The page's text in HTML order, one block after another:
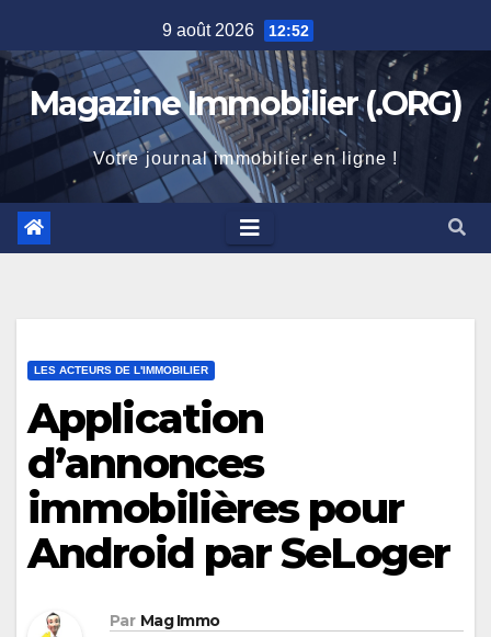
to
content
9 août 2026 12:52
Magazine Immobilier (.ORG)
Votre journal immobilier en ligne !
LES ACTEURS DE L'IMMOBILIER
Application
d’annonces
immobilières pour
Android par SeLoger
Par Mag Immo